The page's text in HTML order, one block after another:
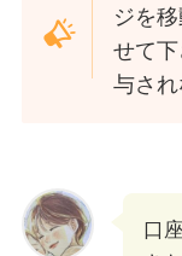
ジを
せて
与され
口